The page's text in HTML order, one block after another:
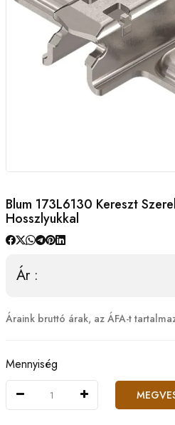
Blum 173L6130 Kereszt
Hosszlyukkal
Ár :
Áraink bruttó árak, az ÁFA-t
Mennyiség